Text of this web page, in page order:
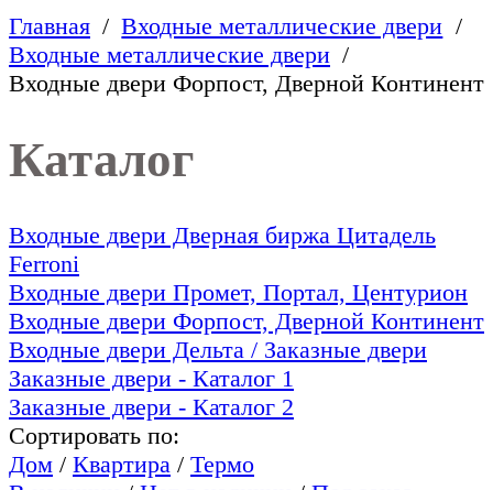
Главная
Входные металлические двери
Входные металлические двери
Входные двери Форпост, Дверной Континент
Каталог
Входные двери Дверная биржа Цитадель
Ferroni
Входные двери Промет, Портал, Центурион
Входные двери Форпост, Дверной Континент
Входные двери Дельта / Заказные двери
Заказные двери - Каталог 1
Заказные двери - Каталог 2
Сортировать по:
Дом / Квартира / Термо